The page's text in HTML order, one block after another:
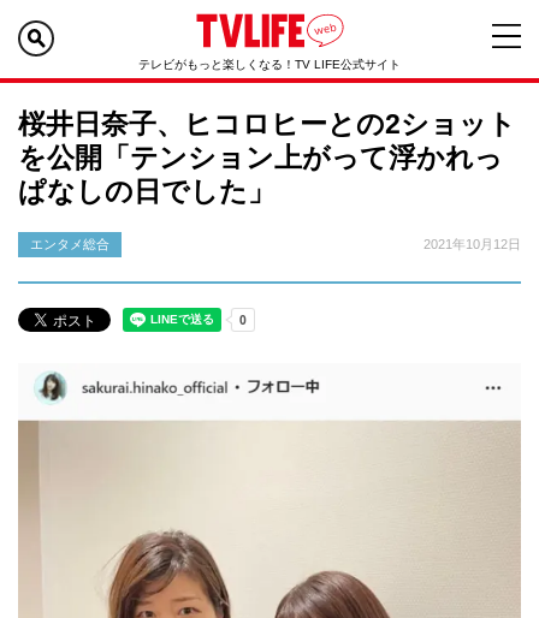
テレビがもっと楽しくなる！TV LIFE公式サイト
桜井日奈子、ヒコロヒーとの2ショット
を公開「テンション上がって浮かれっ
ぱなしの日でした」
エンタメ総合 2021年10月12日